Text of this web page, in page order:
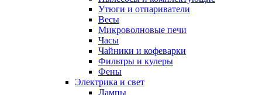
Утюги и отпариватели
Весы
Микроволновые печи
Часы
Чайники и кофеварки
Фильтры и кулеры
Фены
Электрика и свет
Лампы